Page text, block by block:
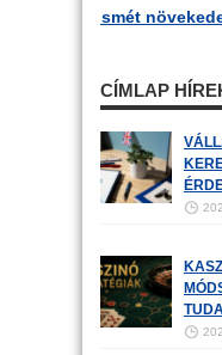
Ismét
CÍMLAP